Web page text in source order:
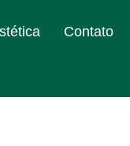
Contato